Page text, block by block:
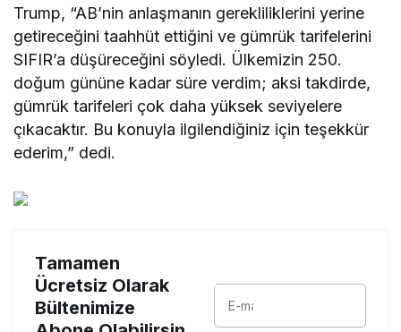
Trump, “AB’nin anlaşmanın gerekliliklerini yerine
getireceğini taahhüt ettiğini ve gümrük tarifelerini
SIFIR’a düşüreceğini söyledi. Ülkemizin 250.
doğum gününe kadar süre verdim; aksi takdirde,
gümrük tarifeleri çok daha yüksek seviyelere
çıkacaktır. Bu konuyla ilgilendiğiniz için teşekkür
ederim,” dedi.
Tamamen
Ücretsiz Olarak
Bültenimize